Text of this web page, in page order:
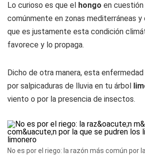
Lo curioso es que el hongo en
comúnmente en zonas mediterráneas y
que es justamente esta condición
favorece y lo propaga.
Dicho de otra manera, esta
por salpicaduras de lluvia en tu árbol
viento o por la presencia de insectos.
No es por el riego: la razón más común por